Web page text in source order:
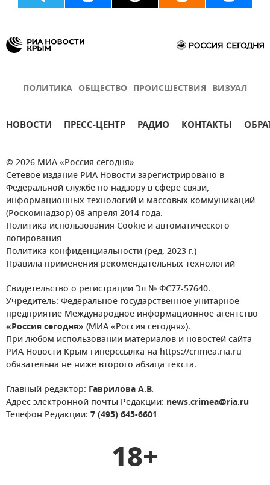
ПОЛИТИКА ОБЩЕСТВО ПРОИСШЕСТВИЯ ВИЗУАЛ
НОВОСТИ ПРЕСС-ЦЕНТР РАДИО КОНТАКТЫ
© 2026 МИА «Россия сегодня»
Сетевое издание РИА Новости зарегистрировано в
Федеральной службе по надзору в сфере связи,
информационных технологий и массовых коммуникаций
(Роскомнадзор) 08 апреля 2014 года.
Политика использования Cookie и автоматического
логирования
Политика конфиденциальности (ред. 2023 г.)
Правила применения рекомендательных технологий
Свидетельство о регистрации Эл № ФС77-57640.
Учредитель: Федеральное государственное унитарное
предприятие Международное информационное агентство
«Россия сегодня» (МИА «Россия сегодня»).
При любом использовании материалов и новостей сайта
РИА Новости Крым гиперссылка на https://crimea.ria.ru
обязательна не ниже второго абзаца текста.
Главный редактор: Гаврилова А.В.
Адрес электронной почты Редакции: news.crimea@ria.ru
Телефон Редакции: 7 (495) 645-6601
18+